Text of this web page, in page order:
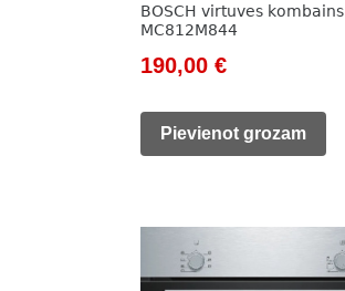
BOSCH virtuves kombains
MC812M844
Original
was:
190,00 €Current
is:
Pievienot grozam